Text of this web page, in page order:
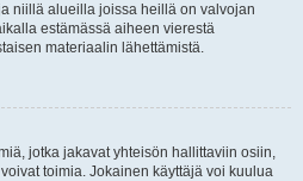
niillä alueilla joissa heillä on valvojan
estämässä aiheen vierestä
materiaalin lähettämistä.
jotka jakavat yhteisön hallittaviin osiin,
toimia. Jokainen käyttäjä voi kuulua